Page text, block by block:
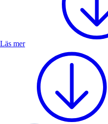
Axelkopplingar
Positionsvisare / Mätklockor
Pulsgivare / EncodersWire-moduler
Läs mer